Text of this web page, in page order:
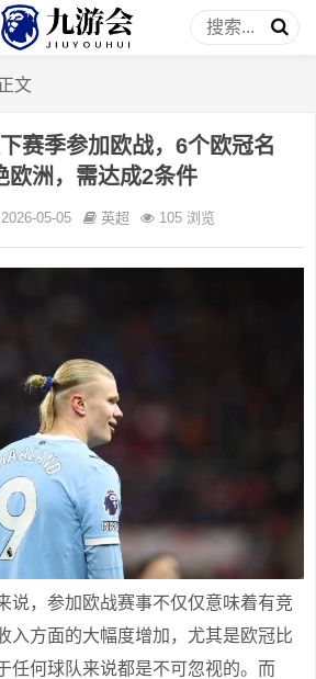
文
赛季参加欧战，6个欧冠名
欧洲，需达成2条件
2026-05-05 英超 105 浏览
说，参加欧战赛事不仅仅意味着有竞
入方面的大幅度增加，尤其是欧冠比
任何球队来说都是不可忽视的。而